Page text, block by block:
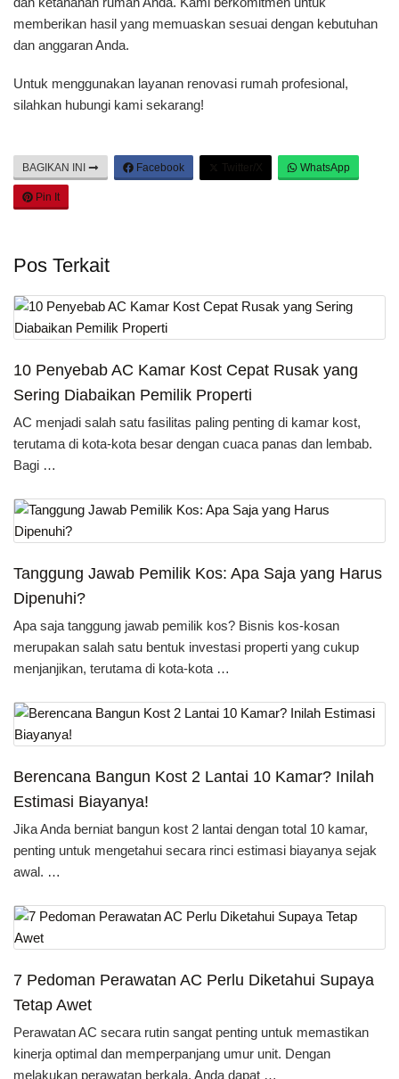
memberikan hasil yang memuaskan sesuai dengan kebutuhan
dan anggaran Anda.
Untuk menggunakan layanan renovasi rumah profesional,
silahkan hubungi kami sekarang!
BAGIKAN INI Facebook Twitter/X WhatsApp
Pin It
Pos Terkait
10 Penyebab AC Kamar Kost Cepat Rusak yang
Sering Diabaikan Pemilik Properti
AC menjadi salah satu fasilitas paling penting di kamar kost,
terutama di kota-kota besar dengan cuaca panas dan lembab.
Bagi …
Tanggung Jawab Pemilik Kos: Apa Saja yang Harus
Dipenuhi?
Apa saja tanggung jawab pemilik kos? Bisnis kos-kosan
merupakan salah satu bentuk investasi properti yang cukup
menjanjikan, terutama di kota-kota …
Berencana Bangun Kost 2 Lantai 10 Kamar? Inilah
Estimasi Biayanya!
Jika Anda berniat bangun kost 2 lantai dengan total 10 kamar,
penting untuk mengetahui secara rinci estimasi biayanya sejak
awal. …
7 Pedoman Perawatan AC Perlu Diketahui Supaya
Tetap Awet
Perawatan AC secara rutin sangat penting untuk memastikan
kinerja optimal dan memperpanjang umur unit. Dengan
melakukan perawatan berkala, Anda dapat …